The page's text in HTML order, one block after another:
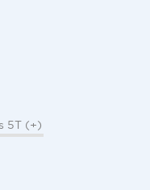
5T (+)